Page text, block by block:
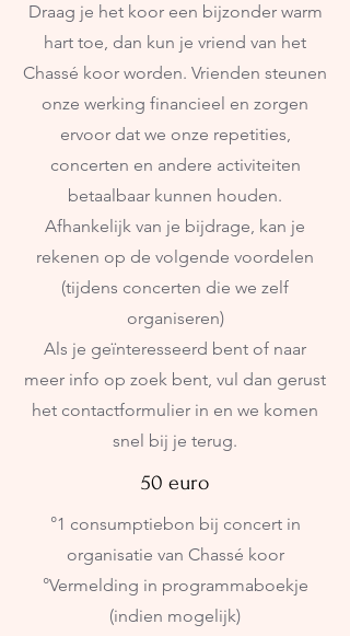
Draag je het koor een bijzonder warm
hart toe, dan kun je vriend van het
Chassé koor worden. Vrienden steunen
onze werking financieel en zorgen
ervoor dat we onze repetities,
concerten en andere activiteiten
betaalbaar kunnen houden.
Afhankelijk van je bijdrage, kan je
rekenen op de volgende voordelen
(tijdens concerten die we zelf
organiseren)
Als je geïnteresseerd bent of naar
meer info op zoek bent, vul dan gerust
het contactformulier in en we komen
snel bij je terug.
50 euro
°1 consumptiebon bij concert in
organisatie van Chassé koor
°Vermelding in programmaboekje
(indien mogelijk)